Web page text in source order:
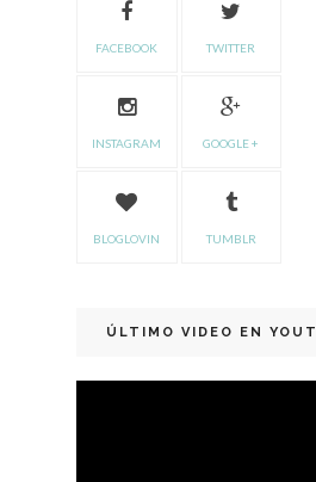
FACEBOOK TWITTER
INSTAGRAM GOOGLE +
BLOGLOVIN TUMBLR
ÚLTIMO VIDEO EN